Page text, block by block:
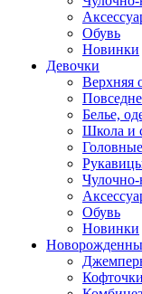
Обувь
Новинки
Девочки
Верхняя
Белье,
Школа и
Обувь
Новинки
Кофточки